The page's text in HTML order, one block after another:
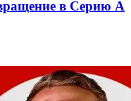
в Серию А